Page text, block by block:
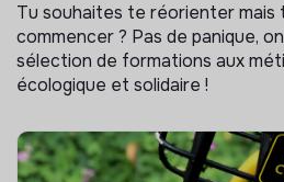
Tu souhaites te réorienter mais
commencer ? Pas de panique,
sélection de formations aux
écologique et solidaire !